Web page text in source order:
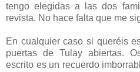
tengo elegidas a las dos
revista. No hace falta que me
En cualquier caso si queréis
puertas de Tulay abiertas.
escrito es un recuerdo